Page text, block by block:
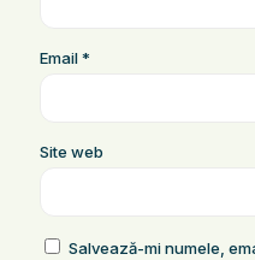
Email*
Site web
Salvează-mi numele,